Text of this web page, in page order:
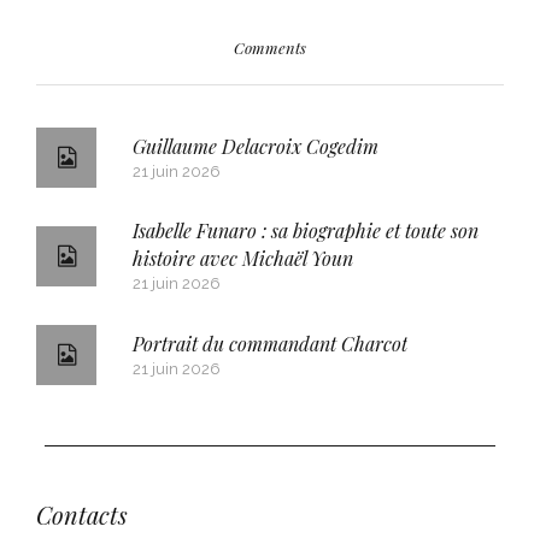
Comments
Guillaume Delacroix Cogedim
21 juin 2026
Isabelle Funaro : sa biographie et toute son
histoire avec Michaël Youn
21 juin 2026
Portrait du commandant Charcot
21 juin 2026
Contacts